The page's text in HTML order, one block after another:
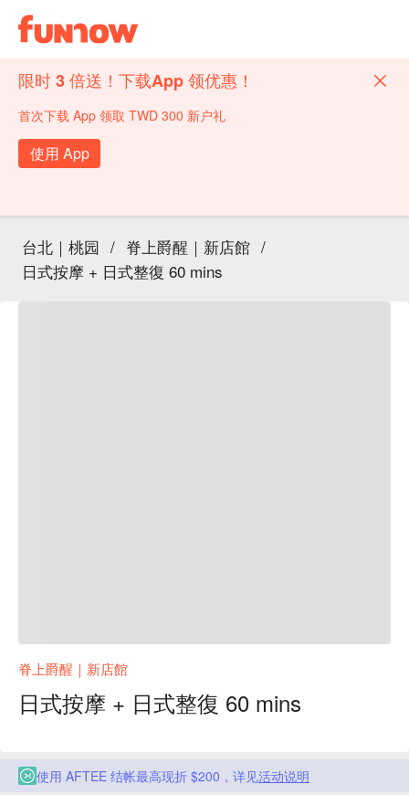
限时 3 倍送！下载App 领优惠！
首次下载 App 领取 TWD 300 新户礼
使用 App
台北｜桃园 / 脊上爵醒｜新店館 /
日式按摩 + 日式整復 60 mins
脊上爵醒｜新店館
日式按摩 + 日式整復 60 mins
使用 AFTEE 结帐最高现折 $200，详见活动说明